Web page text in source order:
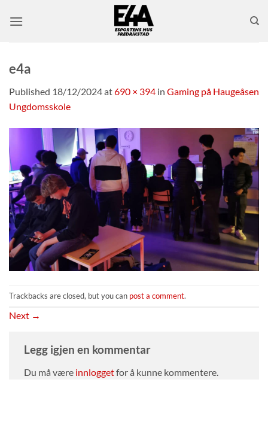
e4a
Published 18/12/2024at690 × 394 in Gaming på Haugeåsen
Ungdomsskole
Trackbacks are closed, but you can post a comment.
Next →
Legg igjen en kommentar
Du må være innloggetfor å kunne kommentere.